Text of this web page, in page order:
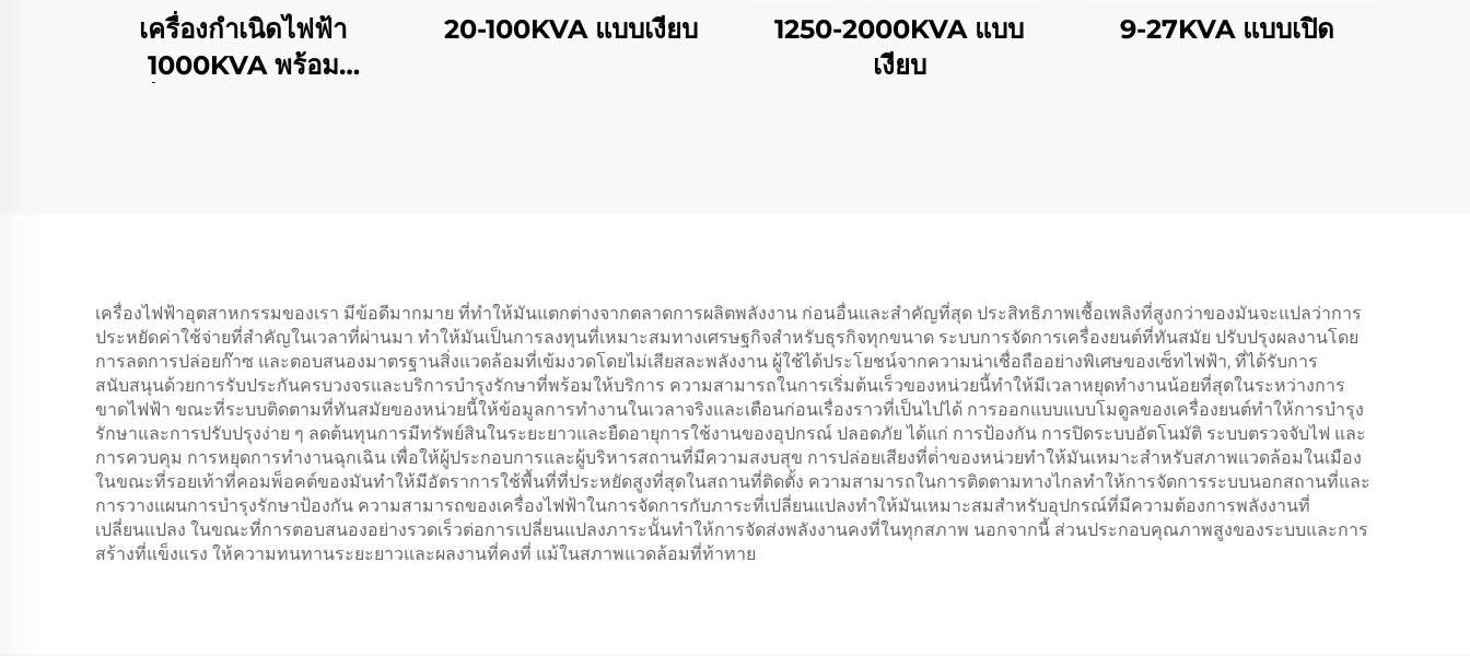
เครื่องกำเนิดไฟฟ้า
1000KVA พร้อม
20-100KVA แบบเงียบ
1250-2000KVA แบบ
เงียบ
9-27KVA แบบเปิด
เครื่องไฟฟ้าอุตสาหกรรมของเรา มีข้อดีมากมาย ที่ทําให้มันแตกต่างจากตลาดการผลิตพลังงาน ก่อนอื่นและสําคัญที่สุด ประสิทธิภาพเชื้อเพลิงที่สูงกว่าของมันจะแปลว่าการ
ประหยัดค่าใช้จ่ายที่สําคัญในเวลาที่ผ่านมา ทําให้มันเป็นการลงทุนที่เหมาะสมทางเศรษฐกิจสําหรับธุรกิจทุกขนาด ระบบการจัดการเครื่องยนต์ที่ทันสมัย ปรับปรุงผลงานโดย
การลดการปล่อยก๊าซ และตอบสนองมาตรฐานสิ่งแวดล้อมที่เข้มงวดโดยไม่เสียสละพลังงาน ผู้ใช้ได้ประโยชน์จากความน่าเชื่อถืออย่างพิเศษของเซ็ทไฟฟ้า, ที่ได้รับการ
สนับสนุนด้วยการรับประกันครบวงจรและบริการบํารุงรักษาที่พร้อมให้บริการ ความสามารถในการเริ่มต้นเร็วของหน่วยนี้ทําให้มีเวลาหยุดทํางานน้อยที่สุดในระหว่างการ
ขาดไฟฟ้า ขณะที่ระบบติดตามที่ทันสมัยของหน่วยนี้ให้ข้อมูลการทํางานในเวลาจริงและเตือนก่อนเรื่องราวที่เป็นไปได้ การออกแบบแบบโมดูลของเครื่องยนต์ทําให้การบํารุง
รักษาและการปรับปรุงง่าย ๆ ลดต้นทุนการมีทรัพย์สินในระยะยาวและยืดอายุการใช้งานของอุปกรณ์ ปลอดภัย ได้แก่ การป้องกัน การปิดระบบอัตโนมัติ ระบบตรวจจับไฟ และ
การควบคุม การหยุดการทํางานฉุกเฉิน เพื่อให้ผู้ประกอบการและผู้บริหารสถานที่มีความสงบสุข การปล่อยเสียงที่ต่ําของหน่วยทําให้มันเหมาะสําหรับสภาพแวดล้อมในเมือง
ในขณะที่รอยเท้าที่คอมพ็อคต์ของมันทําให้มีอัตราการใช้พื้นที่ที่ประหยัดสูงที่สุดในสถานที่ติดตั้ง ความสามารถในการติดตามทางไกลทําให้การจัดการระบบนอกสถานที่และ
การวางแผนการบํารุงรักษาป้องกัน ความสามารถของเครื่องไฟฟ้าในการจัดการกับภาระที่เปลี่ยนแปลงทําให้มันเหมาะสมสําหรับอุปกรณ์ที่มีความต้องการพลังงานที่
เปลี่ยนแปลง ในขณะที่การตอบสนองอย่างรวดเร็วต่อการเปลี่ยนแปลงภาระนั้นทําให้การจัดส่งพลังงานคงที่ในทุกสภาพ นอกจากนี้ ส่วนประกอบคุณภาพสูงของระบบและการ
สร้างที่แข็งแรง ให้ความทนทานระยะยาวและผลงานที่คงที่ แม้ในสภาพแวดล้อมที่ท้าทาย